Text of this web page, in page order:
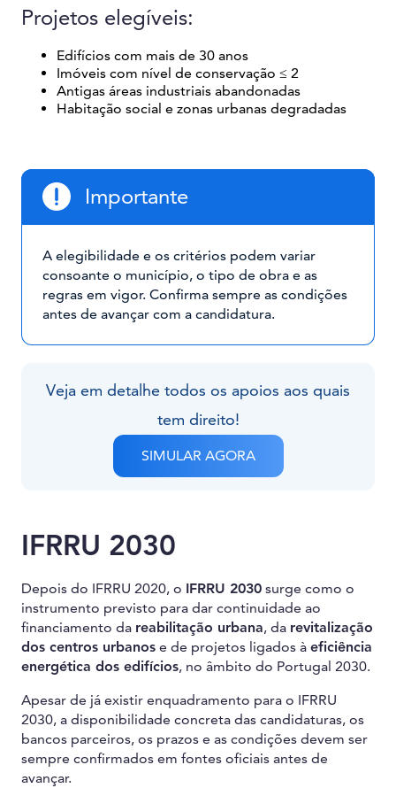
Projetos elegíveis:
Edifícios com mais de 30 anos
Imóveis com nível de conservação ≤ 2
Antigas áreas industriais abandonadas
Habitação social e zonas urbanas degradadas
Importante
A elegibilidade e os critérios podem variar
consoante o município, o tipo de obra e as
regras em vigor. Confirma sempre as condições
antes de avançar com a candidatura.
Veja em detalhe todos os apoios aos quais
tem direito!
SIMULAR AGORA
IFRRU 2030
Depois do IFRRU 2020, o IFRRU 2030 surge como o
instrumento previsto para dar continuidade ao
financiamento da reabilitação urbana, da revitalização
dos centros urbanos e de projetos ligados à eficiência
energética dos edifícios, no âmbito do Portugal 2030.
Apesar de já existir enquadramento para o IFRRU
2030, a disponibilidade concreta das candidaturas, os
bancos parceiros, os prazos e as condições devem ser
sempre confirmados em fontes oficiais antes de
avançar.